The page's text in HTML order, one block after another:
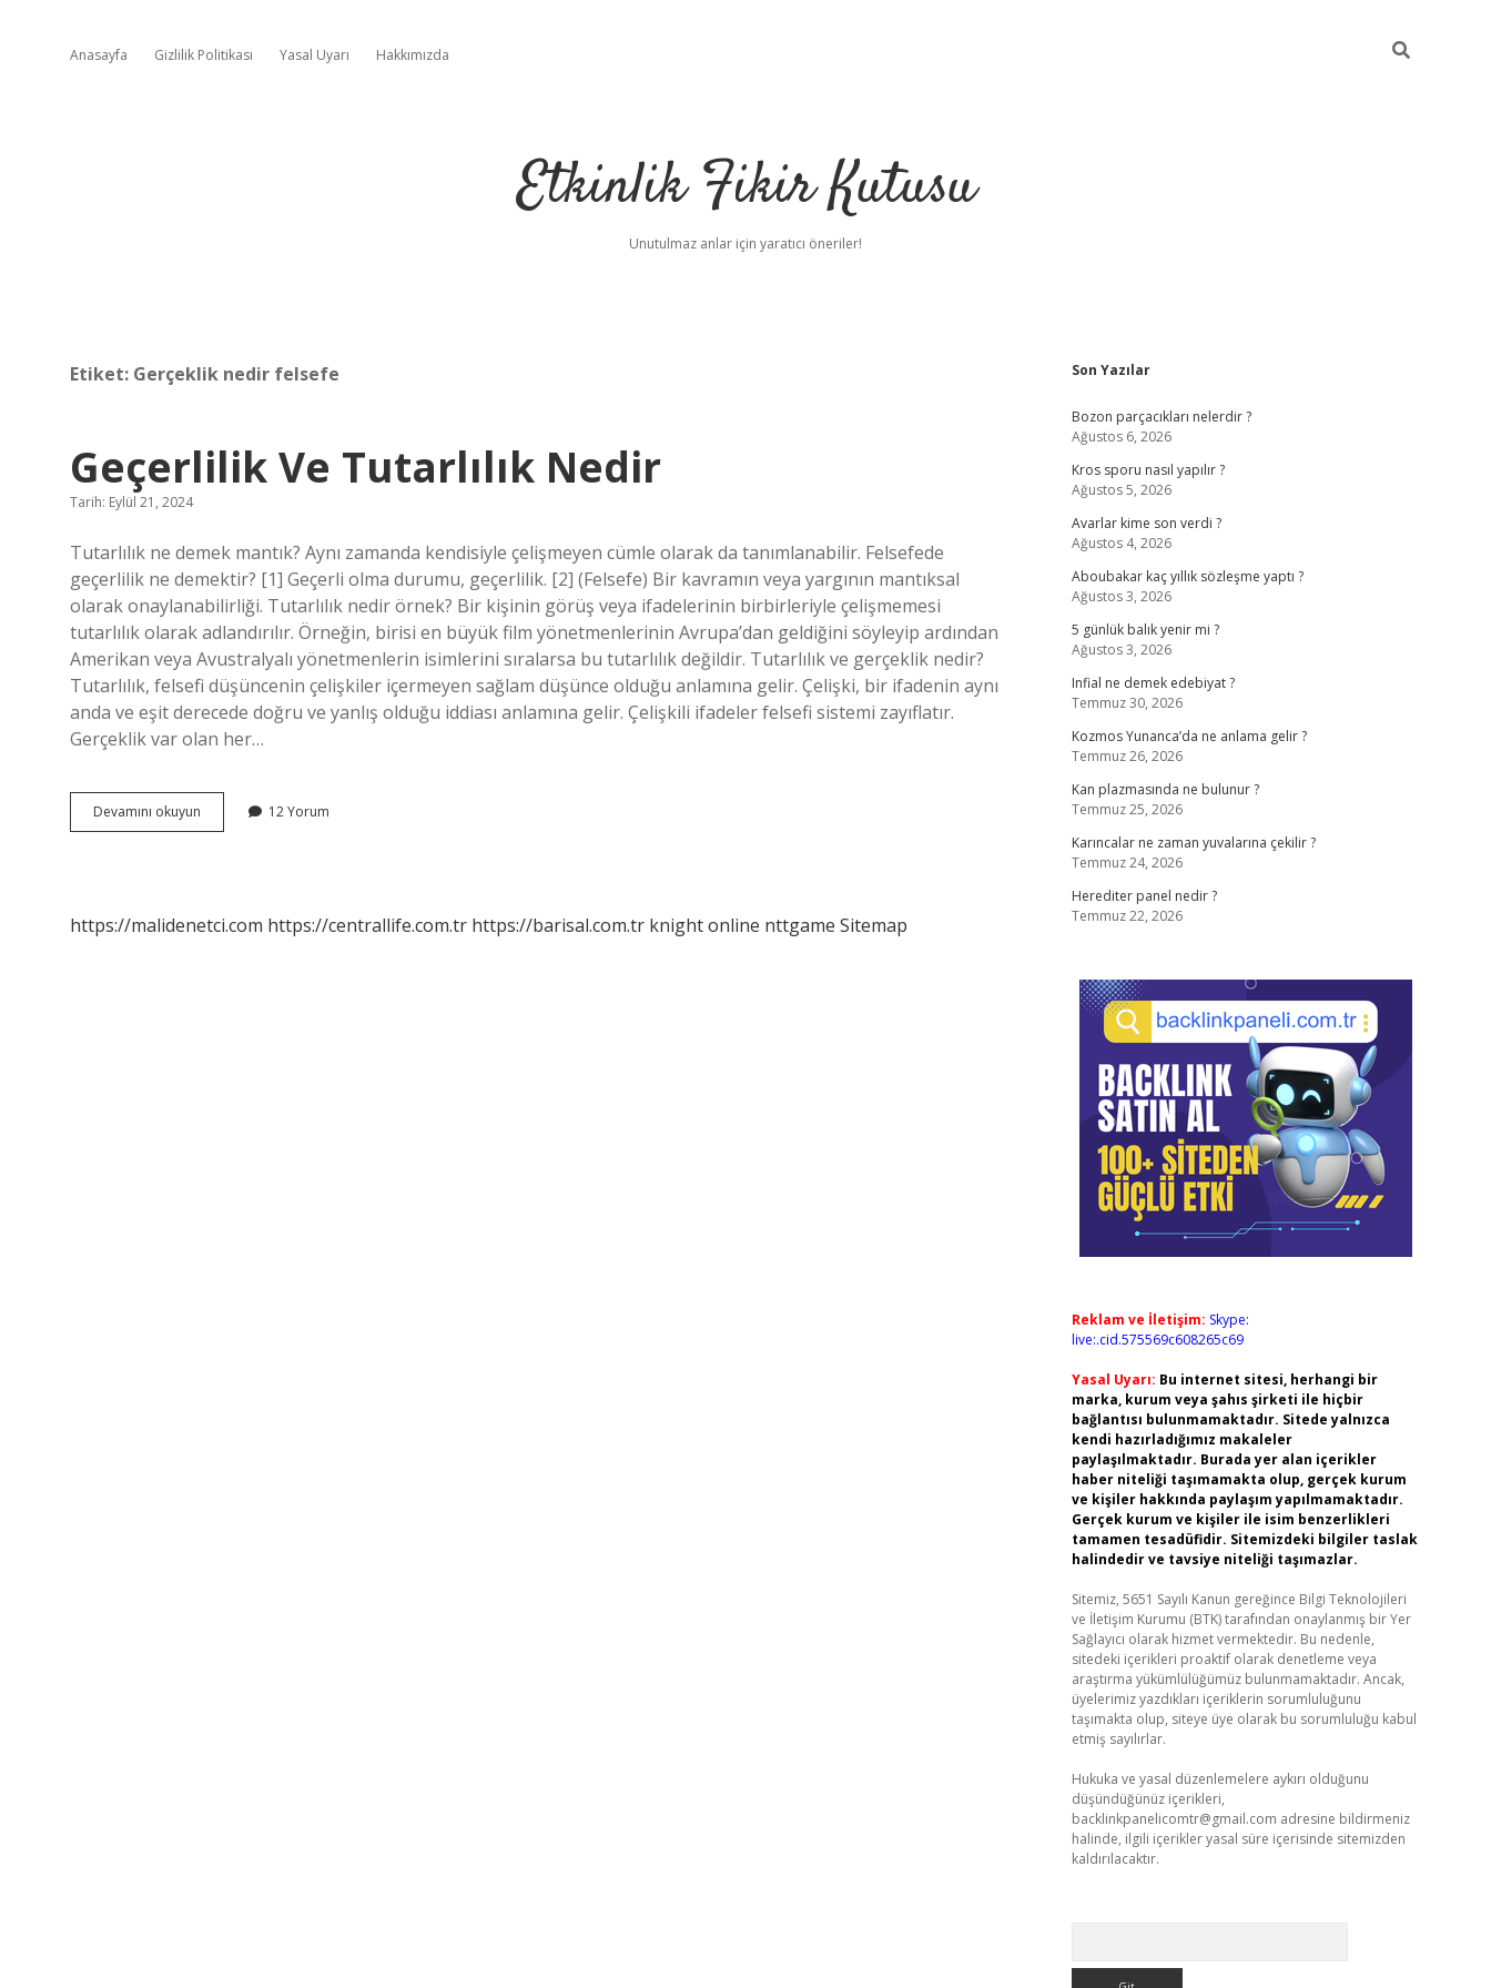
Anasayfa Gizlilik Politikası Yasal Uyarı Hakkımızda
Etkinlik Fikir Kutusu
Unutulmaz anlar için yaratıcı öneriler!
Etiket: Gerçeklik nedir felsefe
Geçerlilik Ve Tutarlılık Nedir
Tarih: Eylül 21, 2024
Tutarlılık ne demek mantık? Aynı zamanda kendisiyle çelişmeyen cümle olarak da tanımlanabilir. Felsefede
geçerlilik ne demektir? [1] Geçerli olma durumu, geçerlilik. [2] (Felsefe) Bir kavramın veya yargının mantıksal
olarak onaylanabilirliği. Tutarlılık nedir örnek? Bir kişinin görüş veya ifadelerinin birbirleriyle çelişmemesi
tutarlılık olarak adlandırılır. Örneğin, birisi en büyük film yönetmenlerinin Avrupa’dan geldiğini söyleyip ardından
Amerikan veya Avustralyalı yönetmenlerin isimlerini sıralarsa bu tutarlılık değildir. Tutarlılık ve gerçeklik nedir?
Tutarlılık, felsefi düşüncenin çelişkiler içermeyen sağlam düşünce olduğu anlamına gelir. Çelişki, bir ifadenin aynı
anda ve eşit derecede doğru ve yanlış olduğu iddiası anlamına gelir. Çelişkili ifadeler felsefi sistemi zayıflatır.
Gerçeklik var olan her…
Devamını okuyun Geçerlilik
Ve
12 Yorum
https://malidenetci.com https://centrallife.com.tr https://barisal.com.tr knight online nttgame Sitemap
Sidebar
Son Yazılar
Bozon parçacıkları nelerdir ?
Ağustos 6, 2026
Kros sporu nasıl yapılır ?
Ağustos 5, 2026
Avarlar kime son verdi ?
Ağustos 4, 2026
Aboubakar kaç yıllık sözleşme yaptı ?
Ağustos 3, 2026
5 günlük balık yenir mi ?
Ağustos 3, 2026
Infial ne demek edebiyat ?
Temmuz 30, 2026
Kozmos Yunanca’da ne anlama gelir ?
Temmuz 26, 2026
Kan plazmasında ne bulunur ?
Temmuz 25, 2026
Karıncalar ne zaman yuvalarına çekilir ?
Temmuz 24, 2026
Herediter panel nedir ?
Temmuz 22, 2026
Reklam ve İletişim: Skype:
live:.cid.575569c608265c69
Yasal Uyarı: Bu internet sitesi, herhangi bir
marka, kurum veya şahıs şirketi ile hiçbir
bağlantısı bulunmamaktadır. Sitede yalnızca
kendi hazırladığımız makaleler
paylaşılmaktadır. Burada yer alan içerikler
haber niteliği taşımamakta olup, gerçek kurum
ve kişiler hakkında paylaşım yapılmamaktadır.
Gerçek kurum ve kişiler ile isim benzerlikleri
tamamen tesadüfidir. Sitemizdeki bilgiler taslak
halindedir ve tavsiye niteliği taşımazlar.
Sitemiz, 5651 Sayılı Kanun gereğince Bilgi Teknolojileri
ve İletişim Kurumu (BTK) tarafından onaylanmış bir Yer
Sağlayıcı olarak hizmet vermektedir. Bu nedenle,
sitedeki içerikleri proaktif olarak denetleme veya
araştırma yükümlülüğümüz bulunmamaktadır. Ancak,
üyelerimiz yazdıkları içeriklerin sorumluluğunu
taşımakta olup, siteye üye olarak bu sorumluluğu kabul
etmiş sayılırlar.
Hukuka ve yasal düzenlemelere aykırı olduğunu
düşündüğünüz içerikleri,
backlinkpanelicomtr@gmail.com adresine bildirmeniz
halinde, ilgili içerikler yasal süre içerisinde sitemizden
kaldırılacaktır.